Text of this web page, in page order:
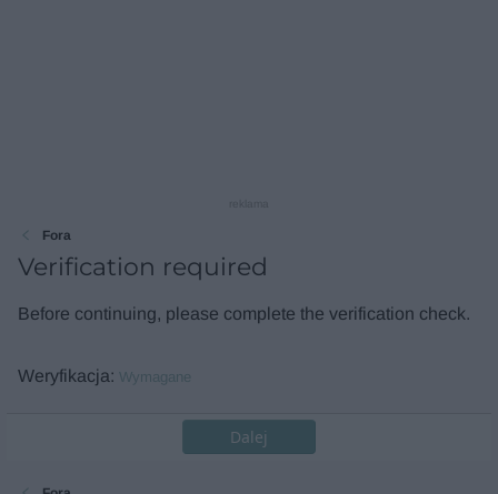
Fora
Verification required
Before continuing, please complete the verification check.
Weryfikacja Wymagane
Dalej